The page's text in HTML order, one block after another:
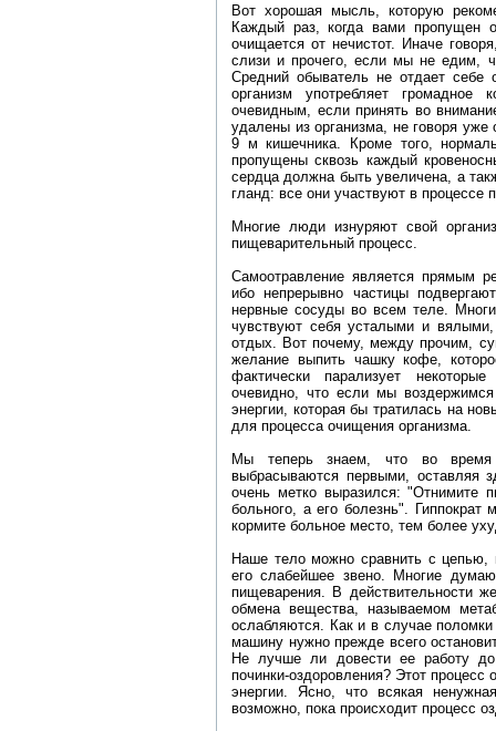
Вот хорошая мысль, которую
Каждый раз, когда вами пропущен
очищается от нечистот. Иначе
слизи и прочего, если мы не едим,
Средний обыватель не отдает
организм употребляет громадное
очевидным, если принять во
удалены из организма, не говоря
9 м кишечника. Кроме того,
пропущены сквозь каждый
сердца должна быть увеличена, а
гланд: все они участвуют в процессе
Многие люди изнуряют свой
пищеварительный процесс.
Самоотравление является прямым
ибо непрерывно частицы
нервные сосуды во всем теле.
чувствуют себя усталыми и
отдых. Вот почему, между прочим,
желание выпить чашку кофе,
фактически парализует
очевидно, что если мы
энергии, которая бы тратилась на
для процесса очищения организма.
Мы теперь знаем, что во время
выбрасываются первыми, оставляя
очень метко выразился: "Отнимите
больного, а его болезнь".
кормите больное место, тем более
Наше тело можно сравнить с цепью,
его слабейшее звено. Многие
пищеварения. В действительности
обмена вещества, называемом
ослабляются. Как и в случае
машину нужно прежде всего
Не лучше ли довести ее работу до
починки-оздоровления? Этот процесс
энергии. Ясно, что всякая
возможно, пока происходит процесс